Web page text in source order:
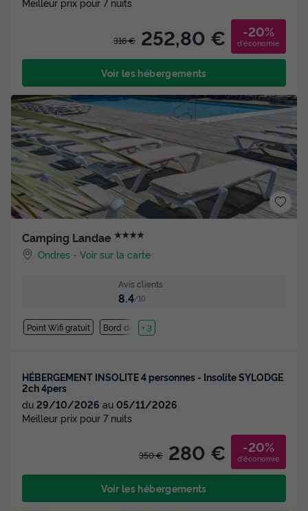
Meilleur prix pour 7 nuits
316 € 252,80 € -20%
d'économie
Voir les hébergements
Camping Landae ★★★★
Ondres -Voir sur la carte
Avis clients
8.4/10
Point Wifi gratuit Bord de mer
+ 3
HÉBERGEMENT INSOLITE 4 personnes - Insolite SYLODGE
2ch 4pers
du 29/10/2026 au 05/11/2026
Meilleur prix pour 7 nuits
350 € 280 € -20%
d'économie
Voir les hébergements